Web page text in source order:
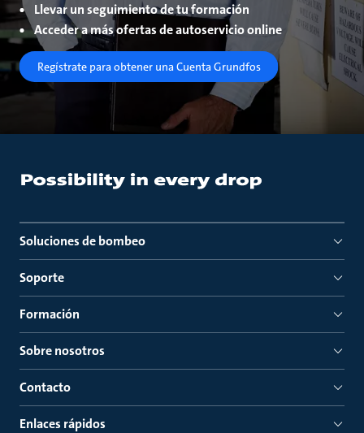
Llevar un seguimiento de tu formación
Acceder a más ofertas de autoservicio online
Regístrate para obtener una Cuenta Grundfos
Soluciones de bombeo
Soporte
Formación
Sobre nosotros
Contacto
Enlaces rápidos